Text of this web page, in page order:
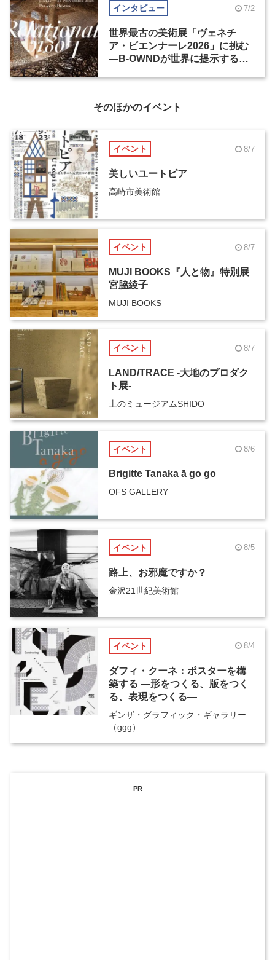
インタビュー 7/2
世界最古の美術展「ヴェネチ
ア・ビエンナーレ2026」に挑む
―B-OWNDが世界に提示する美
そのほかのイベント
イベント 8/7
美しいユートピア
高崎市美術館
イベント 8/7
MUJI BOOKS『人と物』特別展
宮脇綾子
MUJI BOOKS
イベント 8/7
LAND/TRACE -大地のプロダク
ト展-
土のミュージアムSHIDO
イベント 8/6
Brigitte Tanaka ā go go
OFS GALLERY
イベント 8/5
路上、お邪魔ですか？
金沢21世紀美術館
イベント 8/4
ダフィ・クーネ：ポスターを構
築する ―形をつくる、版をつく
る、表現をつくる―
ギンザ・グラフィック・ギャラリー
（ggg）
PR